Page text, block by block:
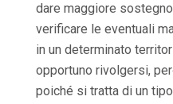
dare maggiore
verificare le eventuali
in un determinato
opportuno rivolgersi,
poiché si tratta di un